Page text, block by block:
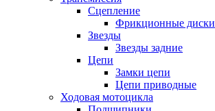
Cцепление
Фрикционные диски
Звезды
Звезды задние
Цепи
Замки цепи
Цепи приводные
Ходовая мотоцикла